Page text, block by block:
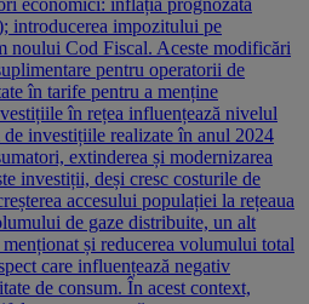
economici: inflația prognozată
introducerea impozitului pe
noului Cod Fiscal. Aceste modificări
pentru operatorii de
în tarife pentru a menține
în rețea influențează nivelul
investițiile realizate în anul 2024
extinderea și modernizarea
investiții, deși cresc costurile de
accesului populației la rețeaua
de gaze distribuite, un alt
și reducerea volumului total
care influențează negativ
de consum. În acest context,